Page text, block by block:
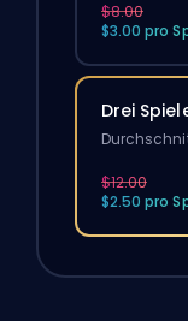
$8.00
$3.00 pro
Drei
$12.00
$2.50 pro